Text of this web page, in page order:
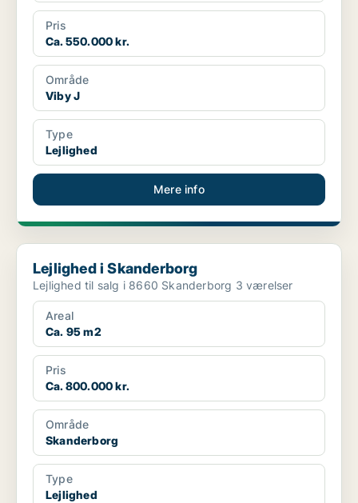
Pris
Ca. 550.000 kr.
Område
Viby J
Type
Lejlighed
Mere info
Lejlighed i Skanderborg
Lejlighed i Skanderborg
Lejlighed til salg i 8660 Skanderborg 3 værelser
Areal
Ca. 95 m2
Pris
Ca. 800.000 kr.
Område
Skanderborg
Type
Lejlighed